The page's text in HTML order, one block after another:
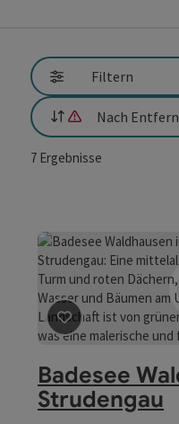
Filtern
Sortierung
Die Sortierung nach
7 Ergebnisse
Beitrag merken:
Badesee
Strudengau